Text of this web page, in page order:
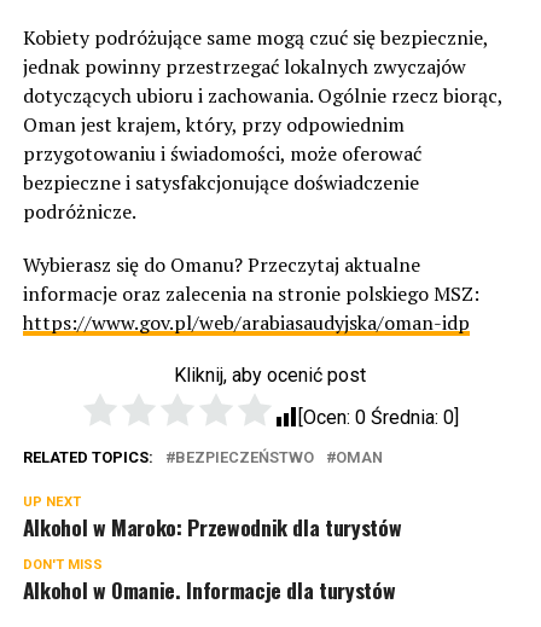
Kobiety podróżujące same mogą czuć się bezpiecznie,
jednak powinny przestrzegać lokalnych zwyczajów
dotyczących ubioru i zachowania. Ogólnie rzecz biorąc,
Oman jest krajem, który, przy odpowiednim
przygotowaniu i świadomości, może oferować
bezpieczne i satysfakcjonujące doświadczenie
podróżnicze.
Wybierasz się do Omanu? Przeczytaj aktualne
informacje oraz zalecenia na stronie polskiego MSZ:
https://www.gov.pl/web/arabiasaudyjska/oman-idp
Kliknij, aby ocenić post
[Ocen:0 Średnia:0]
RELATED TOPICS: BEZPIECZEŃSTWO OMAN
UP NEXT
Alkohol w Maroko: Przewodnik dla turystów
DON'T MISS
Alkohol w Omanie. Informacje dla turystów